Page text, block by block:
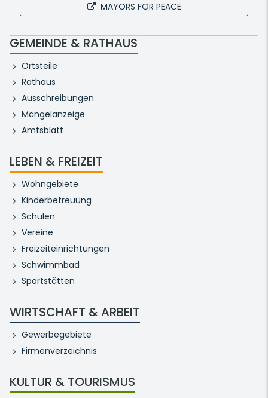
MAYORS FOR PEACE
GEMEINDE & RATHAUS
Ortsteile
Rathaus
Ausschreibungen
Mängelanzeige
Amtsblatt
LEBEN & FREIZEIT
Wohngebiete
Kinderbetreuung
Schulen
Vereine
Freizeiteinrichtungen
Schwimmbad
Sportstätten
WIRTSCHAFT & ARBEIT
Gewerbegebiete
Firmenverzeichnis
KULTUR & TOURISMUS